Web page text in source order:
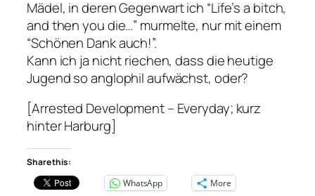
Mädel, in deren Gegenwart ich “Life’s a bitch,
and then you die…” murmelte, nur mit einem
“Schönen Dank auch!”.
Kann ich ja nicht riechen, dass die heutige
Jugend so anglophil aufwächst, oder?
[Arrested Development – Everyday; kurz
hinter Harburg]
Share this:
WhatsApp
More